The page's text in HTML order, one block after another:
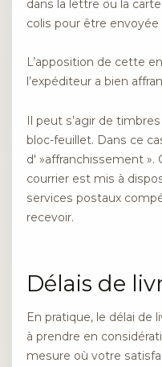
dans la lettre ou la
colis pour être envoyée
L’apposition de cette
l’expéditeur a bien
Il peut s’agir de
bloc-feuillet. Dans ce
d' »affranchissement ».
courrier est mis à
services postaux
recevoir.
Délais de
En pratique, le délai
à prendre en
mesure où votre